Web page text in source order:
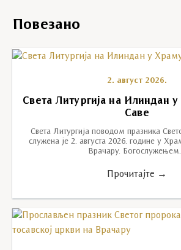
Повезано
2. август 2026.
Света Литургија на Илиндан
Саве
Света Литургија поводом празника
служена је 2. августа 2026. године у
Врачару.
Прочитајте →